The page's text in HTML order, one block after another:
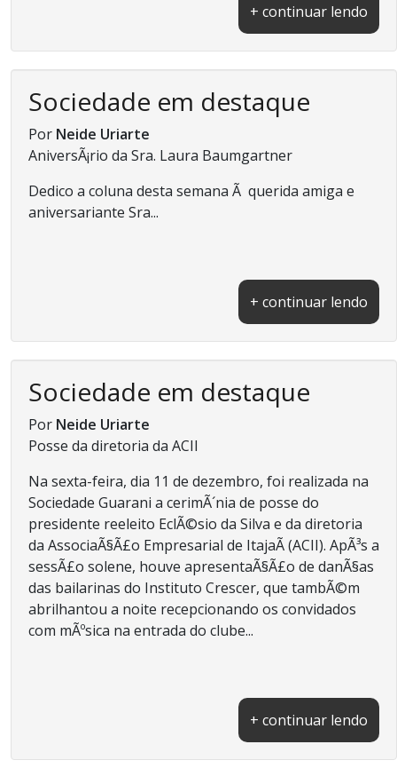
+ continuar lendo
Sociedade em destaque
Por Neide Uriarte
AniversÃ¡rio da Sra. Laura Baumgartner
Dedico a coluna desta semana Ã querida amiga e
aniversariante Sra...
+ continuar lendo
Sociedade em destaque
Por Neide Uriarte
Posse da diretoria da ACII
Na sexta-feira, dia 11 de dezembro, foi realizada na
Sociedade Guarani a cerimÃ´nia de posse do
presidente reeleito EclÃ©sio da Silva e da diretoria
da AssociaÃ§Ã£o Empresarial de ItajaÃ­ (ACII). ApÃ³s a
sessÃ£o solene, houve apresentaÃ§Ã£o de danÃ§as
das bailarinas do Instituto Crescer, que tambÃ©m
abrilhantou a noite recepcionando os convidados
com mÃºsica na entrada do clube...
+ continuar lendo